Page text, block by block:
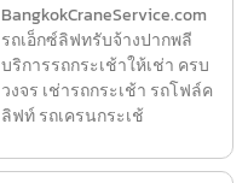
BangkokCraneService.com
รถเอ็กซ์ลิฟทรับจ้างปากพลี
บริการรถกระเช้าให้เช่า ครบ
วงจร เช่ารถกระเช้า รถโฟล์ค
ลิฟท์ รถเครนกระเช้